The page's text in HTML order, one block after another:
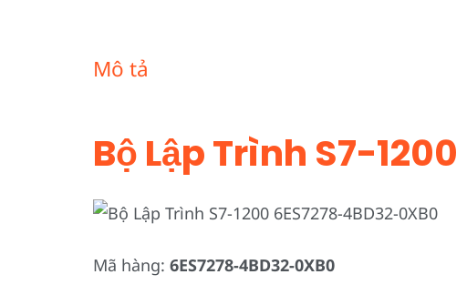
Mô tả
Bộ Lập Trình S7-1200
Mã hàng: 6ES7278-4BD32-0XB0